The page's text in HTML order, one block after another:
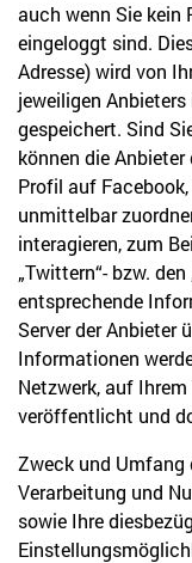
auch wenn Sie kein
eingeloggt sind.
Adresse) wird von
jeweiligen
gespeichert. Sind
können die
Profil auf
unmittelbar
interagieren, zum
„Twittern“- bzw.
entsprechende
Server der Anbieter
Informationen
Netzwerk, auf
veröffentlicht und
Zweck und Umfang
Verarbeitung und
sowie Ihre